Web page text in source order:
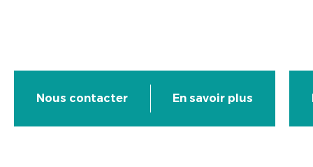
Nous contacter En savoir plus